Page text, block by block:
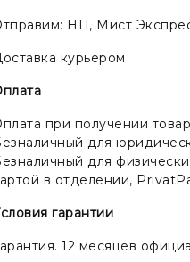
НП, Мист
курьером
при получении
для
для
в отделении,
гарантии
12 месяцев